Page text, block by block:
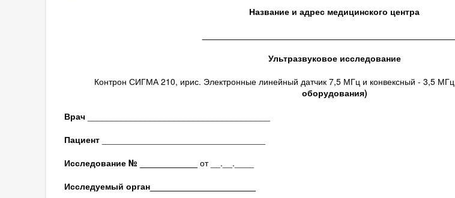
Название и адрес медицинского центра
Ультразвуковое исследование
Контрон СИГМА 210, ирис. Электронные линейный датчик 7,5 МГц и конвексный - 3,5 МГц
оборудования)
Врач______________________________________
Пациент__________________________________
Исследование № ____________ от __.__.____
Исследуемый орган______________________